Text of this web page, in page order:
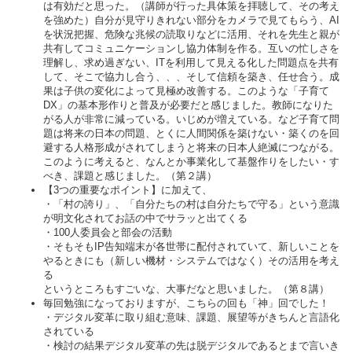
は有効だと思った。（講師が行った具体策を拝聴して、その考え
を強めた）自分が見守りきれない部分をカメラで見てもらう、AI
を状況把握、危険な兆候の読取りなどに活用、それを先生と親が
共有してコミュニケーションし協力体制を作る。互いの忙しさを
理解し、求め過ぎない、ITを利用して見える化した問題点を共有
して、そこで協力し合う、、、そして信頼を築き、任せ合う。成
果は子供の変化によって見極め改善する。このような「子育て
DX」の基本形作りと普及が必要だと感じました。教師になりた
がる人が非常に減っている。いじめが増えている。など子育て問
題は将来の日本の問題、とくに人間関係を築けない・築くのを回
避する人格形成がされてしまうと将来の日本人絶滅につながる。
このように考えると、なんとか事業化して基盤作りをしたい・す
べき、課題と感じました。（第２講）
【3つの重要なポイント】に加えて、
・「村の誇り」、「自分たちの村は自分たちで守る」という意識
が明文化されてお話の中でサラッと出てくる
・100人委員会と部会の活動
・そもそもIP告知端末が各世帯に配付されていて、新しいことを
やるときにも（新しい機材・システムではなく）その活用を考え
る
というところもすごいな、大事だなと思いました。（第８講）
毎回勉強になっておりますが、こちらの回も「神」回でした！
・デジタル変革に取り組む意味、課題、展望等がきちんと言語化
されている
・検討の結果デジタル変革の先は脱デジタルであるとまで言いき